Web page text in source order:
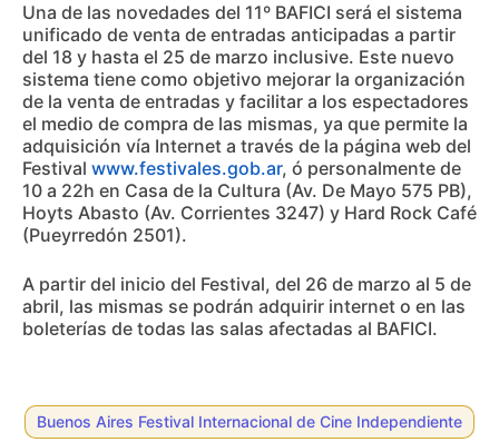
Una de las novedades del 11º BAFICI será el sistema
unificado de venta de entradas anticipadas a partir
del 18 y hasta el 25 de marzo inclusive. Este nuevo
sistema tiene como objetivo mejorar la organización
de la venta de entradas y facilitar a los espectadores
el medio de compra de las mismas, ya que permite la
adquisición vía Internet a través de la página web del
Festival www.festivales.gob.ar, ó personalmente de
10 a 22h en Casa de la Cultura (Av. De Mayo 575 PB),
Hoyts Abasto (Av. Corrientes 3247) y Hard Rock Café
(Pueyrredón 2501).
A partir del inicio del Festival, del 26 de marzo al 5 de
abril, las mismas se podrán adquirir internet o en las
boleterías de todas las salas afectadas al BAFICI.
Buenos Aires Festival Internacional de Cine Independiente